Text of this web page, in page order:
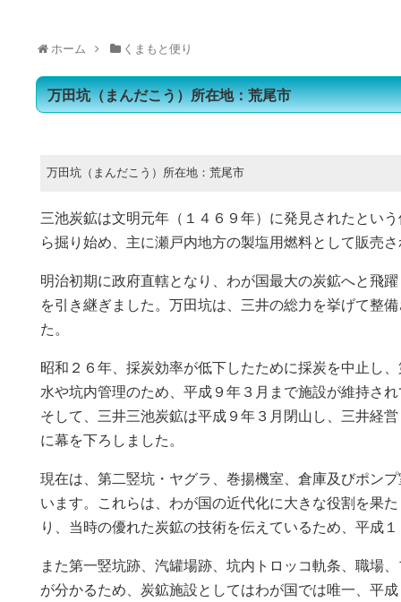
ホーム くまもと便り
万田坑（まんだこう）所在地：荒尾市
万田坑（まんだこう）所在地：荒尾市
三池炭鉱は文明元年（１４６９年）に発見されたとい
ら掘り始め、主に瀬戸内地方の製塩用燃料として販売
明治初期に政府直轄となり、わが国最大の炭鉱へと飛
を引き継ぎました。万田坑は、三井の総力を挙げて整
た。
昭和２６年、採炭効率が低下したために採炭を中止し
水や坑内管理のため、平成９年３月まで施設が維持さ
そして、三井三池炭鉱は平成９年３月閉山し、三井経
に幕を下ろしました。
現在は、第二竪坑・ヤグラ、巻揚機室、倉庫及びポン
います。これらは、わが国の近代化に大きな役割を果
り、当時の優れた炭鉱の技術を伝えているため、平成
また第一竪坑跡、汽罐場跡、坑内トロッコ軌条、職場
が分かるため、炭鉱施設としてはわが国では唯一、平